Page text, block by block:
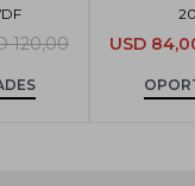
120,00 USD